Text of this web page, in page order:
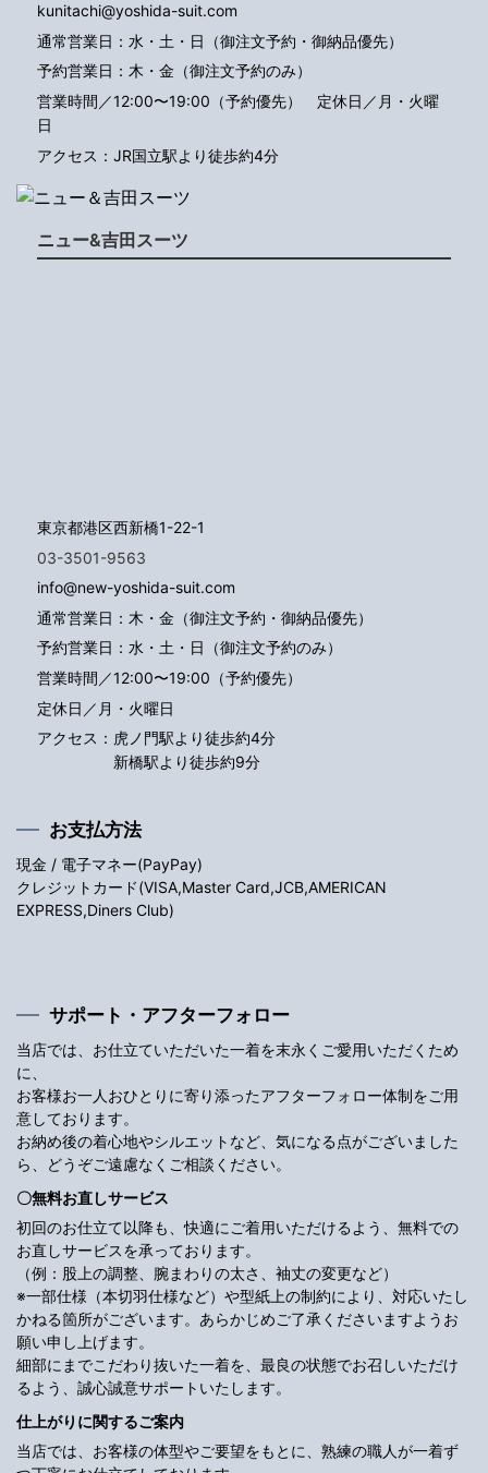
kunitachi@yoshida-suit.com
通常営業日：水・土・日（御注文予約・御納品優先）
予約営業日：木・金（御注文予約のみ）
営業時間／12:00〜19:00（予約優先） 定休日／月・火曜
日
アクセス：JR国立駅より徒歩約4分
ニュー&吉田スーツ
東京都港区西新橋1-22-1
03-3501-9563
info@new-yoshida-suit.com
通常営業日：木・金（御注文予約・御納品優先）
予約営業日：水・土・日（御注文予約のみ）
営業時間／12:00〜19:00（予約優先）
定休日／月・火曜日
アクセス： 虎ノ門駅より徒歩約4分
新橋駅より徒歩約9分
お支払方法
現金 / 電子マネー(PayPay)
クレジットカード(VISA,Master Card,JCB,AMERICAN
EXPRESS,Diners Club)
サポート・アフターフォロー
当店では、お仕立ていただいた一着を末永くご愛用いただくため
に、
お客様お一人おひとりに寄り添ったアフターフォロー体制をご用
意しております。
お納め後の着心地やシルエットなど、気になる点がございました
ら、どうぞご遠慮なくご相談ください。
〇無料お直しサービス
初回のお仕立て以降も、快適にご着用いただけるよう、無料での
お直しサービスを承っております。
（例：股上の調整、腕まわりの太さ、袖丈の変更など）
※一部仕様（本切羽仕様など）や型紙上の制約により、対応いたし
かねる箇所がございます。あらかじめご了承くださいますようお
願い申し上げます。
細部にまでこだわり抜いた一着を、最良の状態でお召しいただけ
るよう、誠心誠意サポートいたします。
仕上がりに関するご案内
当店では、お客様の体型やご要望をもとに、熟練の職人が一着ず